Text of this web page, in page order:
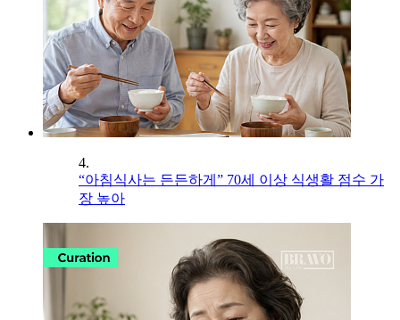
4.
“아침식사는 든든하게” 70세 이상 식생활 점수 가
장 높아